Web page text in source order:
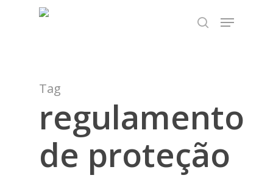
TEST89838
search
Menu
Tag
regulamento
de proteção